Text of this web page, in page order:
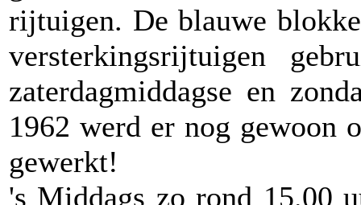
rijtuigen. De blauwe
versterkingsrijtuigen
zaterdagmiddagse en
1962 werd er nog gewoon
gewerkt!
's Middags zo rond 15.00